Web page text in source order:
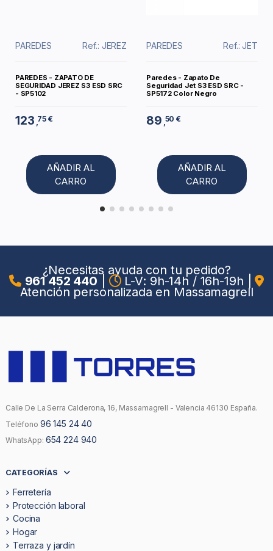
PAREDES Ref.: JEREZ
PAREDES - ZAPATO DE
SEGURIDAD JEREZ S3 ESD SRC
- SP5102
123 ,75 €
AÑADIR AL
CARRO
PAREDES Ref.: JET
Paredes - Zapato De
Seguridad Jet S3 ESD SRC -
SP5172 Color Negro
89 ,50 €
AÑADIR AL
CARRO
¿Necesitas ayuda con tu pedido?
961 452 440 L-V: 9h-14h / 16h-19h
Atención personalizada en Massamagrell
Calle De La Serra Calderona, 16, Massamagrell - Valencia 46130 España.
Teléfono 96 145 24 40
WhatsApp: 654 224 940
CATEGORÍAS
Ferretería
Protección laboral
Cocina
Hogar
Terraza y jardín